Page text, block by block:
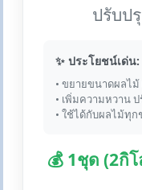
ปรับป
✨ ประโยชน์เด่น:
• ขยายขนาดผลไ
• เพิ่มความหวาน
• ใช้ได้กับผลไม้ทุ
💰 1ชุด (2กิ